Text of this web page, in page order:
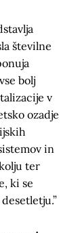
številne
bolj
v
ozadje
in
ter
ki se